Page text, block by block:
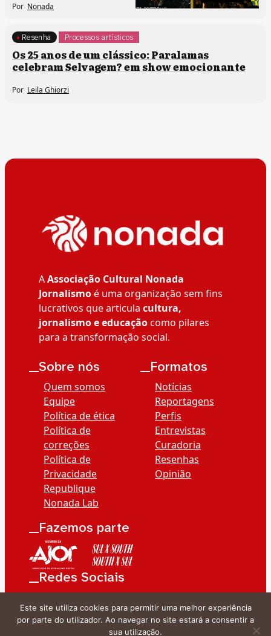
Por Nonada
Processos artísticos
Resenha
Os 25 anos de um clássico: Paralamas
celebram Selvagem? em show emocionante
Por Leila Ghiorzi
AAssociação Cultural Nonada
Jornalismoé uma organização sem fins
lucrativos que articula cultura,
jornalismo e educaçãocomo pilares
para a transformação social.
__Sobre nós
Quem somos
Equipe
Política de ética
Política de
correções
Política de
Privacidade
Republique
Nonada Lab
__Formatos
Notícias
Reportagens
Perfis
Entrevistas
Curadoria
Resenhas
Opinião
__Fazemos parte
__Redes Sociais
Este site utiliza cookies para permitir uma melhor experiência
por parte do utilizador. Ao navegar no site estará a consentir a
sua utilização.